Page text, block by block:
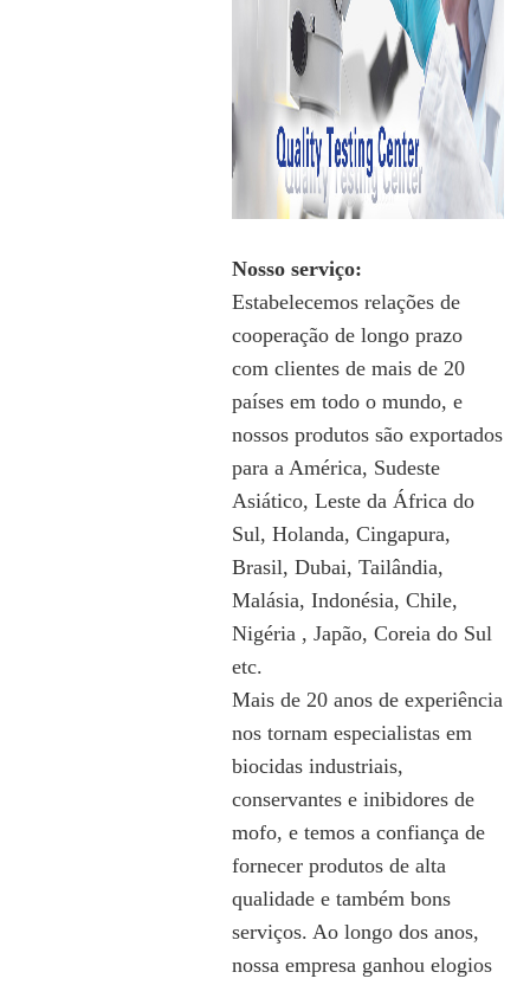
Nosso serviço:
Estabelecemos relações de
cooperação de longo prazo
com clientes de mais de 20
países em todo o mundo, e
nossos produtos são exportados
para a América, Sudeste
Asiático, Leste da África do
Sul, Holanda, Cingapura,
Brasil, Dubai, Tailândia,
Malásia, Indonésia, Chile,
Nigéria , Japão, Coreia do Sul
etc.
Mais de 20 anos de experiência
nos tornam especialistas em
biocidas industriais,
conservantes e inibidores de
mofo, e temos a confiança de
fornecer produtos de alta
qualidade e também bons
serviços. Ao longo dos anos,
nossa empresa ganhou elogios